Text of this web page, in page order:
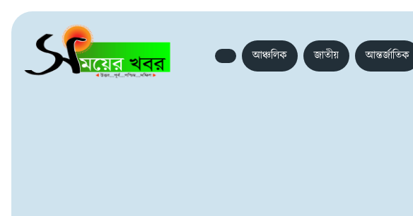
আঞ্চলিক জাতীয় আন্তর্জাতিক